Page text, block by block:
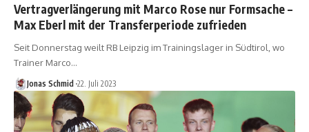
Vertragverlängerung mit Marco Rose nur Formsache –
Max Eberl mit der Transferperiode zufrieden
Seit Donnerstag weilt RB Leipzig im Trainingslager in Südtirol, wo
Trainer Marco…
Jonas Schmid 22. Juli 2023